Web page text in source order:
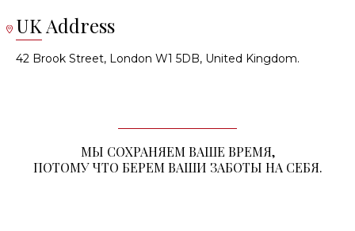
UK Address
42 Brook Street, London W1 5DB, United Kingdom.
МЫ СОХРАНЯЕМ ВАШЕ ВРЕМЯ,
ПОТОМУ ЧТО БЕРЕМ ВАШИ ЗАБОТЫ НА СЕБЯ.